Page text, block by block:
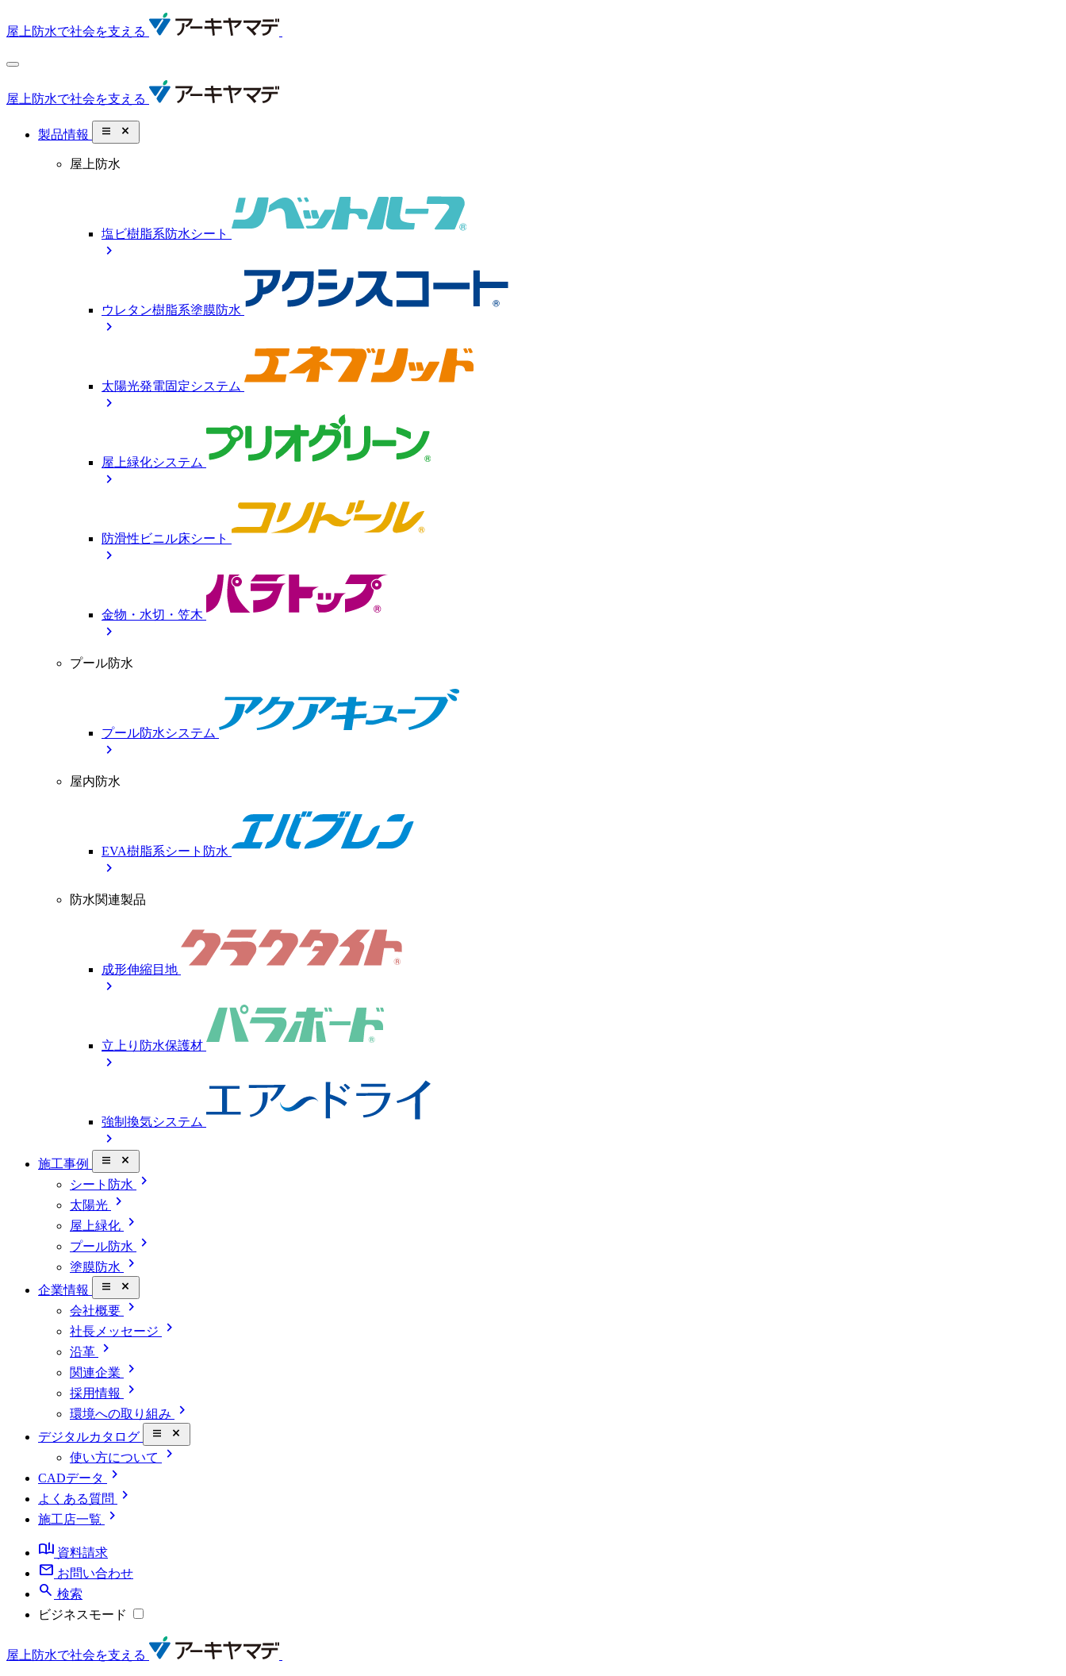
屋上防水で社会を支える
屋上防水で社会を支える
製品情報 close_small
屋上防水
塩ビ樹脂系防水シート
chevron_right
ウレタン樹脂系塗膜防水
chevron_right
太陽光発電固定システム
chevron_right
屋上緑化システム
chevron_right
防滑性ビニル床シート
chevron_right
金物・水切・笠木
chevron_right
プール防水
プール防水システム
chevron_right
屋内防水
EVA樹脂系シート防水
chevron_right
防水関連製品
成形伸縮目地
chevron_right
立上り防水保護材
chevron_right
強制換気システム
chevron_right
施工事例 close_small
シート防水 chevron_right
太陽光 chevron_right
屋上緑化 chevron_right
プール防水 chevron_right
塗膜防水 chevron_right
企業情報 close_small
会社概要 chevron_right
社長メッセージ chevron_right
沿革 chevron_right
関連企業 chevron_right
採用情報 chevron_right
環境への取り組み chevron_right
デジタルカタログ close_small
使い方について chevron_right
CADデータ chevron_right
よくある質問 chevron_right
施工店一覧
chevron_right
book_ribbon 資料請求
mail お問い合わせ
search 検索
ビジネスモード
屋上防水で社会を支える